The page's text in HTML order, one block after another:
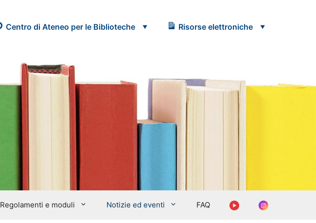
Centro di Ateneo per le Biblioteche Risorse elettroniche
Regolamenti e moduli Notizie ed eventi FAQ YoutubeInstagram